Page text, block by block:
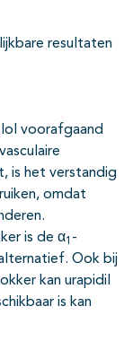
resultaten
voorafgaand
is het verstandig
omdat
is de α1 -
Ook bij
kan urapidil
is kan